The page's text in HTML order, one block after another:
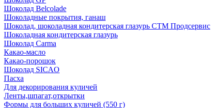
Шоколад Belcolade
Шоколадные покрытия, ганаш
Шоколад, шоколадная кондитерская глазурь СТМ Продсервис
Шоколадная кондитерская глазурь
Шоколад Carma
Какао-масло
Какао-порошок
Шоколад SICAO
Пасха
Для декорирования куличей
Ленты,шпагат,открытки
Формы для больших куличей (550 г)